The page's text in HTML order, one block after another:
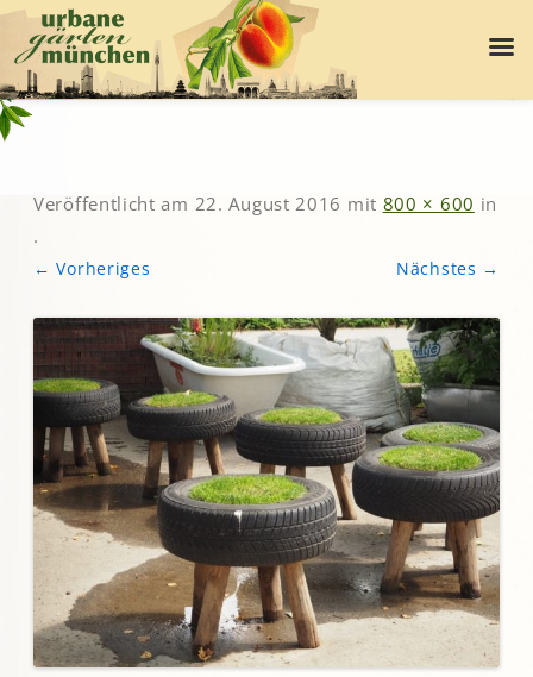
Veröffentlicht am 22. August 2016 mit 800 × 600 in
.
← Vorheriges Nächstes →